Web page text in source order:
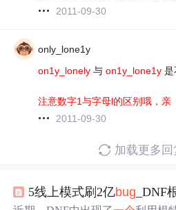
2011-09-30
only_lone1y
on1y_lonely 与 on1y_lone1y是
注意数字1与字母l的区别哦，亲
2011-09-30
加载更多回
5线上模式刷2亿bug _DNF